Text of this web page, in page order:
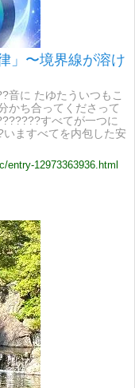
」〜境界線が溶け
音に たゆたう​いつもこ
かち合ってくださって
すべてが一つに
ますべてを内包した安
entry-12973363936.html